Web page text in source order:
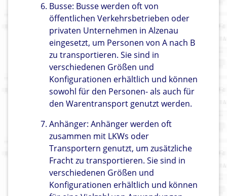
Busse: Busse werden oft von
öffentlichen Verkehrsbetrieben oder
privaten Unternehmen in Alzenau
eingesetzt, um Personen von A nach B
zu transportieren. Sie sind in
verschiedenen Größen und
Konfigurationen erhältlich und können
sowohl für den Personen- als auch für
den Warentransport genutzt werden.
Anhänger: Anhänger werden oft
zusammen mit LKWs oder
Transportern genutzt, um zusätzliche
Fracht zu transportieren. Sie sind in
verschiedenen Größen und
Konfigurationen erhältlich und können